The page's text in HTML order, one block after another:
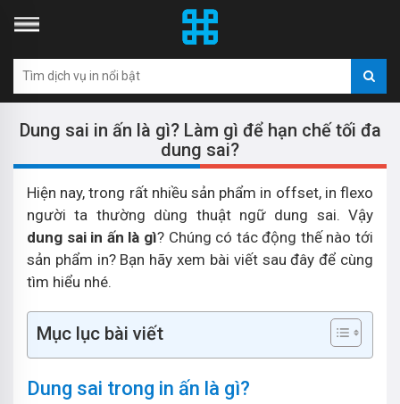
Dung sai in ấn là gì? Làm gì để hạn chế tối đa
dung sai?
Hiện nay, trong rất nhiều sản phẩm in offset, in flexo
người ta thường dùng thuật ngữ dung sai. Vậy
dung sai in ấn là gì? Chúng có tác động thế nào tới
sản phẩm in? Bạn hãy xem bài viết sau đây để cùng
tìm hiểu nhé.
Mục lục bài viết
Dung sai trong in ấn là gì?